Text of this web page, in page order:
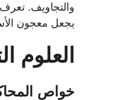
والتجاويف. تعرف
يجعل معجون
العلوم
خواص